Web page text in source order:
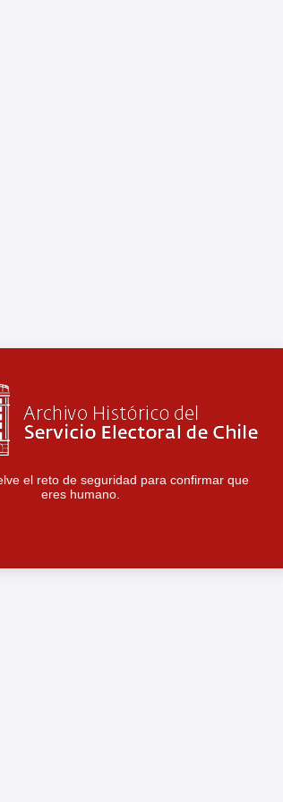
el reto de seguridad para confirmar que
eres humano.